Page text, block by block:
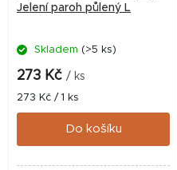
Jelení paroh půlený L
Skladem (>5 ks)
273 Kč / ks
Měrná
cena:
273 Kč / 1 ks
Do košíku